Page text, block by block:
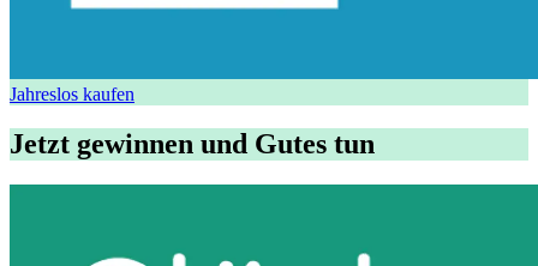
Jahreslos kaufen
Jetzt gewinnen und Gutes tun